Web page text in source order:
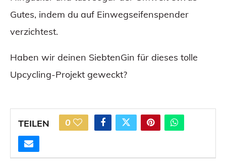
Gutes, indem du auf Einwegseifenspender
verzichtest.
Haben wir deinen SiebtenGin für dieses tolle
Upcycling-Projekt geweckt?
TEILEN 0